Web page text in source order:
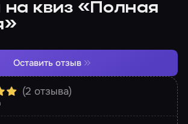
квиз «Полная
(2 отзыва)
Оставить отзыв